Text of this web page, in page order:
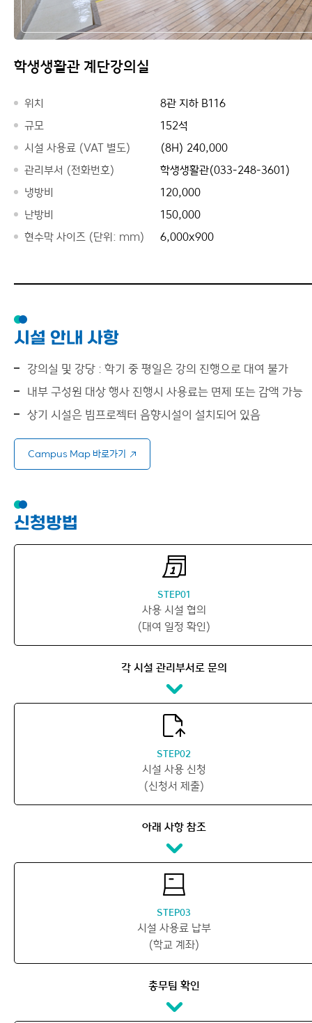
학생생활관 계단강의실
위치
8관 지하 B116
규모
152석
시설 사용료 (VAT 별도)
(8H) 240,000
관리부서 (전화번호)
학생생활관(033-248-3601)
냉방비
120,000
난방비
150,000
현수막 사이즈 (단위: mm)
6,000x900
시설 안내 사항
강의실 및 강당 : 학기 중 평일은 강의 진행으로 대여 불가
내부 구성원 대상 행사 진행시 사용료는 면제 또는 감액 가능
상기 시설은 빔프로젝터 음향시설이 설치되어 있음
Campus Map 바로가기
신청방법
STEP01
사용 시설 협의
(대여 일정 확인)
각 시설 관리부서로 문의
STEP02
시설 사용 신청
(신청서 제출)
아래 사항 참조
STEP03
시설 사용료 납부
(학교 계좌)
총무팀 확인